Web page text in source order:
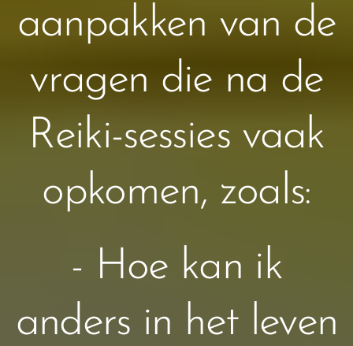
aanpakken van de
vragen die na de
Reiki-sessies vaak
opkomen, zoals:
- Hoe kan ik
anders in het leven